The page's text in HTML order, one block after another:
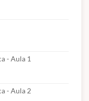
- Aula 1
- Aula 2